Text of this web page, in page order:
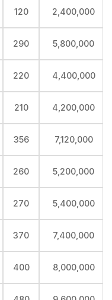
120 2,400,000
290 5,800,000
220 4,400,000
210 4,200,000
356 7,120,000
260 5,200,000
270 5,400,000
370 7,400,000
400 8,000,000